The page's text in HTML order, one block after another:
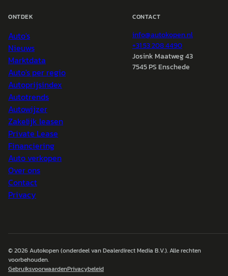
ONTDEK
Auto's
Nieuws
Marktdata
Auto's per regio
Autoprijsindex
Autotrends
Autowijzer
Zakelijk leasen
Private Lease
Financiering
Auto verkopen
Over ons
Contact
Privacy
CONTACT
info@autokopen.nl
+31 53 208 4490
Josink Maatweg 43
7545 PS Enschede
© 2026Autokopen(onderdeel van Dealerdirect Media B.V.). Alle rechten
voorbehouden.
GebruiksvoorwaardenPrivacybeleid